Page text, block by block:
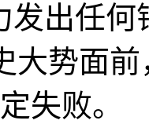
发出任
大势面
失败。